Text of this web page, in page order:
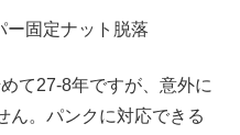
ー固定ナット脱落
て27-8年ですが、意外に
ん。パンクに対応できる